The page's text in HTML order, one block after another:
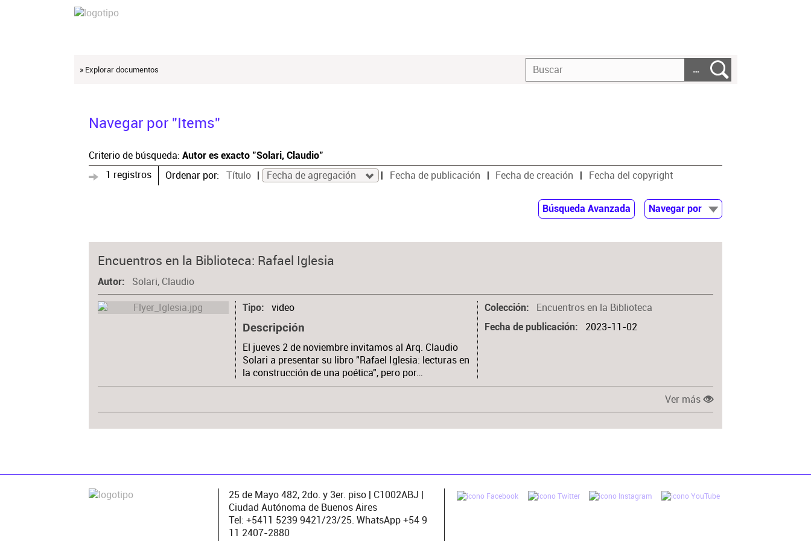
» Explorar documentos …
Navegar por "Items"
Criterio de búsqueda: Autor es exacto "Solari, Claudio"
1 registros Ordenar por: Título Fecha de agregación Fecha de publicación Fecha de creación Fecha del copyright
Búsqueda Avanzada
Navegar por
Encuentros en la Biblioteca: Rafael Iglesia
Autor Solari, Claudio
Tipo video
Descripción
El jueves 2 de noviembre invitamos al Arq. Claudio
Solari a presentar su libro "Rafael Iglesia: lecturas en
la construcción de una poética", pero por…
Colección Encuentros en la Biblioteca
Fecha de publicación 2023-11-02
Ver más
25 de Mayo 482, 2do. y 3er. piso | C1002ABJ |
Ciudad Autónoma de Buenos Aires
Tel: +5411 5239 9421/23/25. WhatsApp +54 9
11 2407-2880